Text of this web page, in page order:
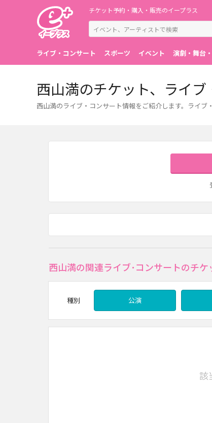
チケット予約・購入・販売のイープラス
ライブ・コンサート スポーツ イベント 演劇・舞台
西山満のチケット、ライ
西山満のライブ・コンサート情報をご紹介します。ライブ
西山満の関連ライブ･コンサートのチケ
種別 公演
該